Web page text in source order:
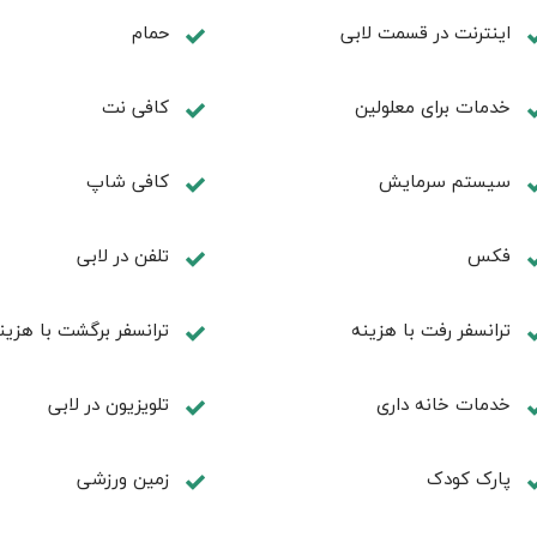
اینترنت در قسمت لابی حمام
خدمات برای معلولین کافی نت
سیستم سرمایش كافی شاپ
فكس تلفن در لابی
ترانسفر رفت با هزینه ترانسفر برگشت با
خدمات خانه داری تلویزیون در لابی
پارک کودک زمین ورزشی